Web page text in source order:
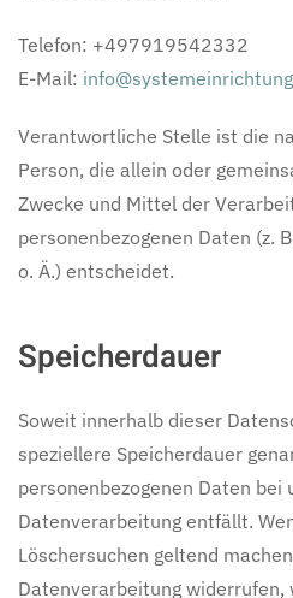
Telefon: +497919542332
E-Mail:
Verantwortliche Stelle ist die
Person, die allein oder
Zwecke und Mittel der
personenbezogenen Daten (z.
o. Ä.) entscheidet.
Speicherdauer
Soweit innerhalb dieser
speziellere Speicherdauer
personenbezogenen Daten bei
Datenverarbeitung entfällt.
Löschersuchen geltend
Datenverarbeitung widerrufen,